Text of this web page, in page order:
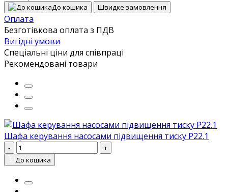
До кошика Швидке замовлення
Оплата
Безготівкова оплата з ПДВ
Вигідні умови
Спеціальні ціни для співпраці
Рекомендовані товари
Шафа керування насосами підвищення тиску P22.1
-
+
До кошика